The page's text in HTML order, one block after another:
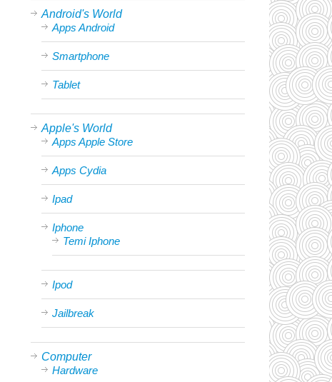
Android's World
Apps Android
Smartphone
Tablet
Apple's World
Apps Apple Store
Apps Cydia
Ipad
Iphone
Temi Iphone
Ipod
Jailbreak
Computer
Hardware